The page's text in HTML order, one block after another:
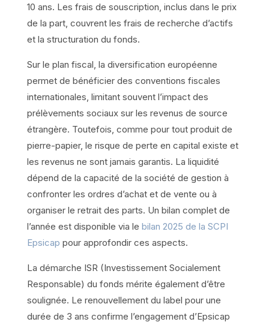
10 ans. Les frais de souscription, inclus dans le prix
de la part, couvrent les frais de recherche d’actifs
et la structuration du fonds.
Sur le plan fiscal, la diversification européenne
permet de bénéficier des conventions fiscales
internationales, limitant souvent l’impact des
prélèvements sociaux sur les revenus de source
étrangère. Toutefois, comme pour tout produit de
pierre-papier, le risque de perte en capital existe et
les revenus ne sont jamais garantis. La liquidité
dépend de la capacité de la société de gestion à
confronter les ordres d’achat et de vente ou à
organiser le retrait des parts. Un bilan complet de
l’année est disponible via le bilan 2025 de la SCPI
Epsicap pour approfondir ces aspects.
La démarche ISR (Investissement Socialement
Responsable) du fonds mérite également d’être
soulignée. Le renouvellement du label pour une
durée de 3 ans confirme l’engagement d’Epsicap